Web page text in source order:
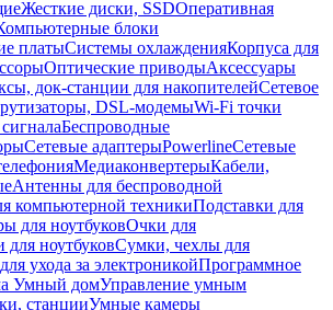
Жесткие диски, SSDОперативная
блоки
платыСистемы охлажденияКорпуса для
Оптические приводыАксессуары
док-станции для накопителейСетевое
DSL-модемыWi-Fi точки
Беспроводные
Сетевые адаптерыPowerlineСетевые
МедиаконвертерыКабели,
Антенны для беспроводной
компьютерной техникиПодставки для
для ноутбуковОчки для
для ноутбуковСумки, чехлы для
ухода за электроникойПрограммное
Умный домУправление умным
станцииУмные камеры